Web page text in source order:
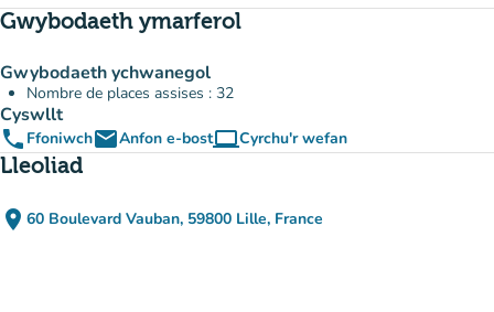
Gwybodaeth ymarferol
Gwybodaeth ychwanegol
Nombre de places assises : 32
Cyswllt
phone FfoniwchemailAnfon e-bostcomputerCyrchu'r wefan
(tab newydd)
Lleoliad
place 60 Boulevard Vauban, 59800 Lille, France
(agor yn Google Maps)
(tab newydd)